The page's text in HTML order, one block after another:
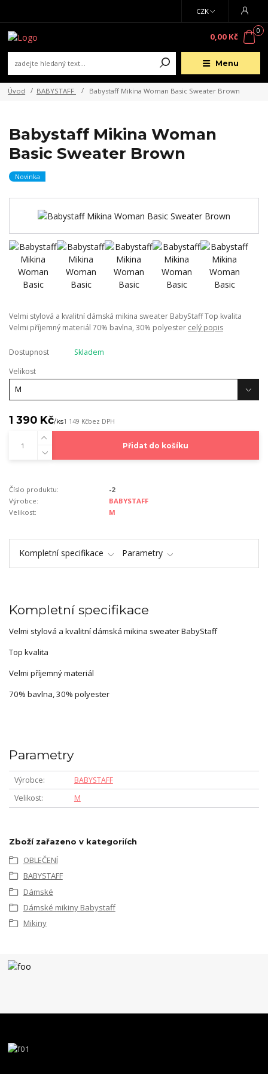
Menu
CZK
0
0,00 Kč
Úvod BABYSTAFF Babystaff Mikina Woman Basic Sweater Brown
Babystaff Mikina Woman
Basic Sweater Brown
Novinka
Velmi stylová a kvalitní dámská mikina sweater BabyStaff Top kvalita
Velmi příjemný materiál 70% bavlna, 30% polyester celý popis
Dostupnost
Skladem
Velikost
1 390 Kč/ks1 149 Kčbez DPH
Přidat do košíku
Číslo produktu:
-2
Výrobce:
BABYSTAFF
Velikost:
M
Kompletní specifikace Parametry
Kompletní specifikace
Velmi stylová a kvalitní dámská mikina sweater BabyStaff
Top kvalita
Velmi příjemný materiál
70% bavlna, 30% polyester
Parametry
Výrobce
BABYSTAFF
Velikost
M
Zboží zařazeno v kategoriích
OBLEČENÍ
BABYSTAFF
Dámské
Dámské mikiny Babystaff
Mikiny